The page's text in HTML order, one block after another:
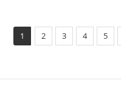
1 2 3 4 5